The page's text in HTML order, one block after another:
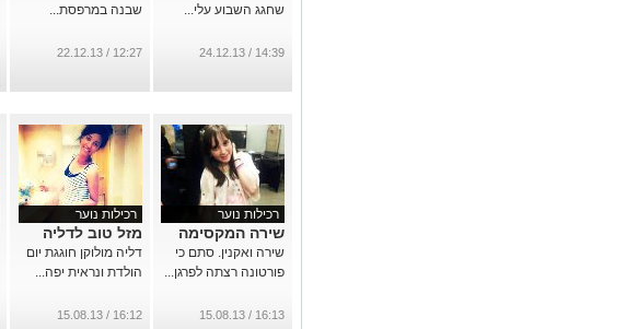
שחגג השבוע עלי...
14:39 / 24.12.13
שבנה במרפסת...
12:27 / 22.12.13
רכילות נוער
שירה המקסימה
שירה ואקנין. סתם כי
פורטונה רצתה לפרגן...
16:13 / 15.08.13
רכילות נוער
מזל טוב לדליה
דליה מולוקן חוגגת יום
הולדת ונראית יפה...
16:12 / 15.08.13